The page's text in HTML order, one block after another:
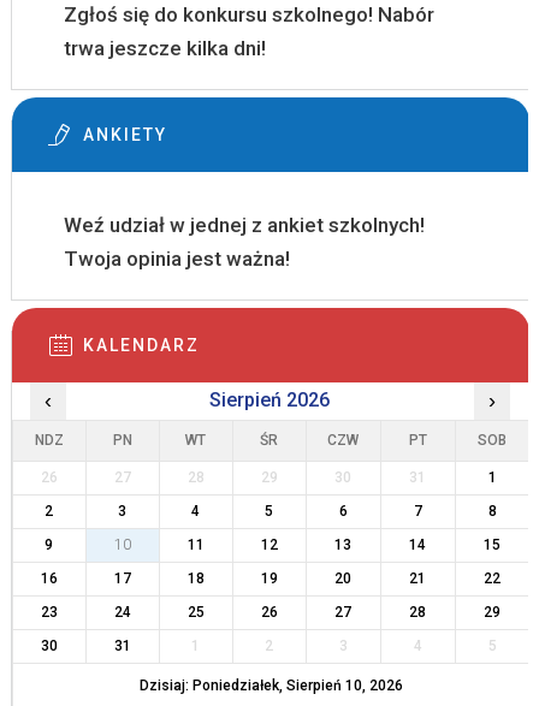
Zgłoś się do konkursu szkolnego! Nabór
trwa jeszcze kilka dni!
ANKIETY
Weź udział w jednej z ankiet szkolnych!
Twoja opinia jest ważna!
KALENDARZ
‹ Sierpień 2026 ›
NDZ PN WT ŚR CZW PT SOB
26 27 28 29 30 31
1
2
3 4 5 6 7
8
9
10 11 12 13 14
15
16
17 18 19 20 21
22
23
24 25 26 27 28
29
30
31 1 2 3 4 5
Dzisiaj: Poniedziałek, Sierpień 10, 2026